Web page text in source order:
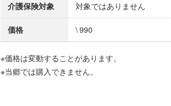
介護保険対象 対象ではありません
価格 \ 990
※価格は変動することがあります。
※当郷では購入できません。